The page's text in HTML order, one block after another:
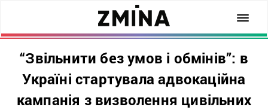
“Звільнити без умов і обмінів”: в
Україні стартувала адвокаційна
кампанія з визволення цивільних